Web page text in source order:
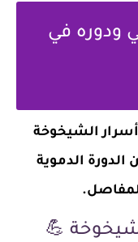
ودوره في
الشيخوخة
الدموية
💪